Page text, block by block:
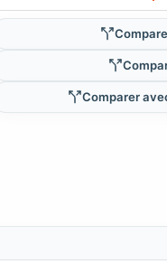
Comparer